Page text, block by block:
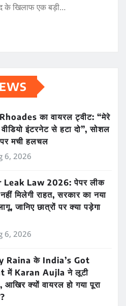
के खिलाफ एक बड़ी…
का वायरल ट्वीट: “मेरे
इंटरनेट से हटा दो”, सोशल
पर मची हलचल
6, 2026
Leak Law 2026: पेपर लीक
मिलेगी राहत, सरकार का नया
जानिए छात्रों पर क्या पड़ेगा
6, 2026
Raina के India’s Got
में Karan Aujla ने लूटी
आखिर क्यों वायरल हो गया पूरा